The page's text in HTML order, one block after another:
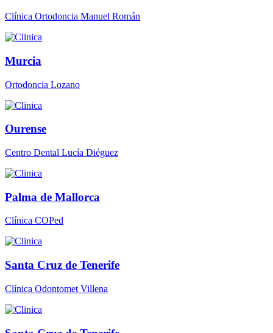
Clínica Ortodoncia Manuel Román
Murcia
Ortodoncia Lozano
Ourense
Centro Dental Lucía Diéguez
Palma de Mallorca
Clínica COPed
Santa Cruz de Tenerife
Clínica Odontomet Villena